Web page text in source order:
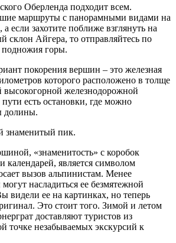
Оберленда подходит всем.
маршруты с панорамными видами на
если захотите поближе взглянуть на
склон Айгера, то отправляйтесь по
горы.
покорения вершин – это железная
которого расположено в толще
высокогорной железнодорожной
есть остановки, где можно
долины.
знаменитый пик.
«знаменитость» с коробок
календарей, является символом
вызов альпинистам. Менее
насладиться ее безмятежной
видели ее на картинках, но теперь
Это стоит того. Зимой и летом
доставляют туристов из
точке незабываемых экскурсий к